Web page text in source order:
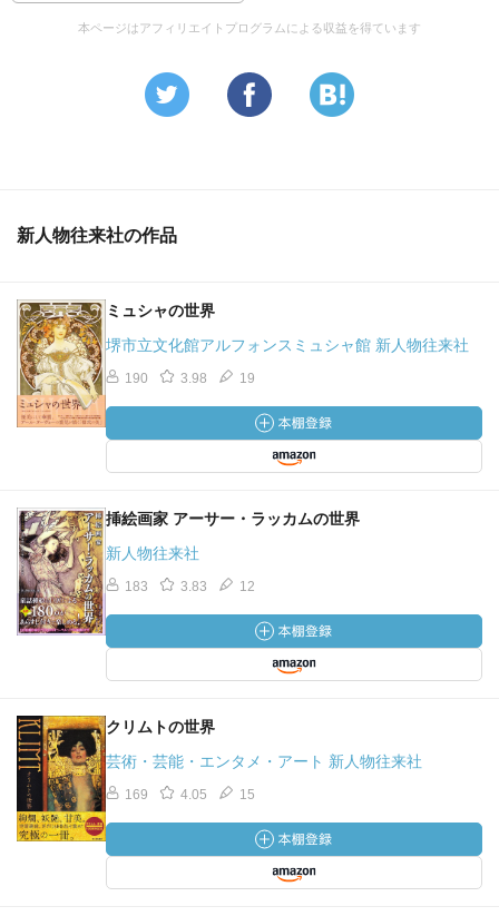
本ページはアフィリエイトプログラムによる収益を得ています
新人物往来社の作品
ミュシャの世界
堺市立文化館アルフォンスミュシャ館 新人物往来社
190 3.98 19
挿絵画家 アーサー・ラッカムの世界
新人物往来社
183 3.83 12
クリムトの世界
芸術・芸能・エンタメ・アート 新人物往来社
169 4.05 15